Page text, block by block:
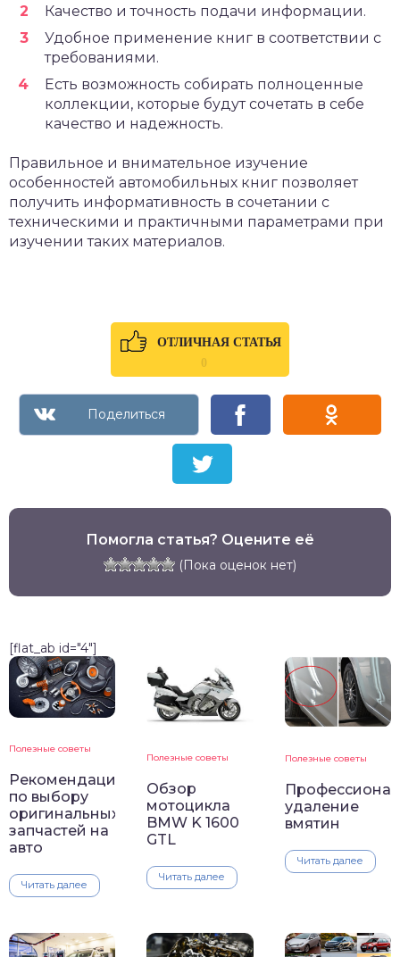
Качество и точность подачи информации.
Удобное применение книг в соответствии с
требованиями.
Есть возможность собирать полноценные
коллекции, которые будут сочетать в себе
качество и надежность.
Правильное и внимательное изучение
особенностей автомобильных книг позволяет
получить информативность в сочетании с
техническими и практичными параметрами при
изучении таких материалов.
ОТЛИЧНАЯ СТАТЬЯ
0
Помогла статья? Оцените её
(Пока оценок нет)
[flat_ab id="4"]
Полезные советы
Рекомендации
по выбору
оригинальных
запчастей на
авто
Читать далее
Полезные советы
Обзор
мотоцикла
BMW K 1600
GTL
Читать далее
Полезные советы
удаление
вмятин
Читать далее